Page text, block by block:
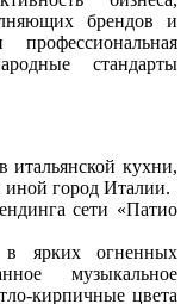
брендов и
стандарты
итальянской кухни,
иной город Италии.
сети «Патио
ярких огненных
музыкальное
кирпичные цвета